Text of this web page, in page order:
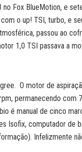
Fox BlueMotion, e
o up! TSI, turbo, e
passou ao
1,0 TSI passava a
O motor de
permanecendo com
é manual de cinco
Isofix, computador de
Infelizmente